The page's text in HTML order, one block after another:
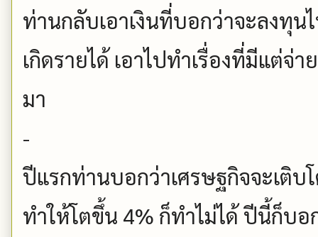
ท่านกลับเอาเงินที่บอกว่าจะลงทุน
เกิดรายได้ เอาไปทำเรื่องที่มีแต่จ่
มา
-
ปีแรกท่านบอกว่าเศรษฐกิจจะเติบ
ทำให้โตขึ้น 4% ก็ทำไม่ได้ ปีนี้ก็บ